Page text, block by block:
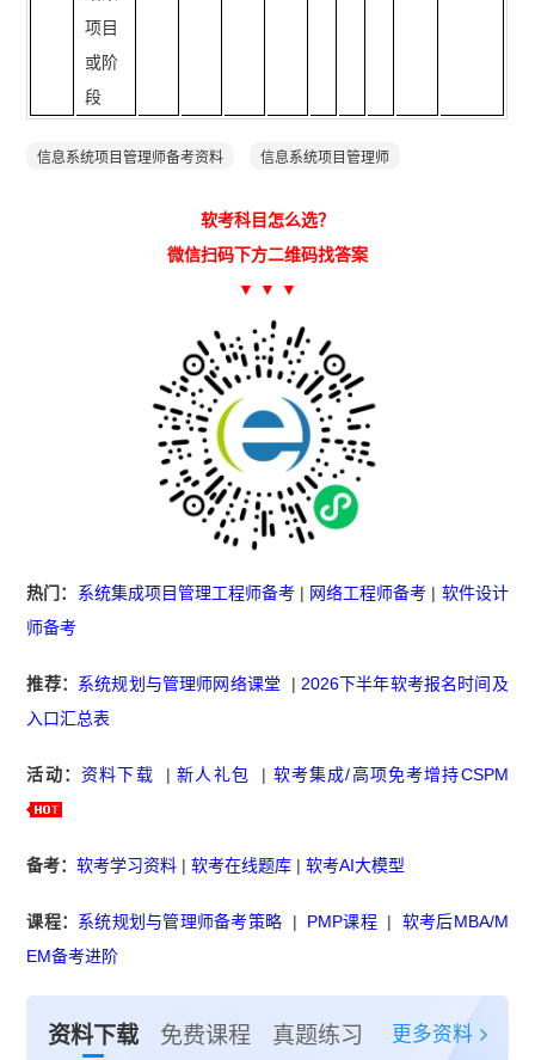
项目
或阶
段
信息系统项目管理师备考资料 信息系统项目管理师
软考科目怎么选？
微信扫码下方二维码找答案
▼ ▼ ▼
热门： 系统集成项目管理工程师备考 | 网络工程师备考 | 软件设计
师备考
推荐： 系统规划与管理师网络课堂 | 2026下半年软考报名时间及
入口汇总表
活动： 资料下载 |新人礼包 | 软考集成/高项免考增持CSPM
备考：软考学习资料 |软考在线题库 |软考AI大模型
课程： 系统规划与管理师备考策略 | PMP课程| 软考后MBA/M
EM备考进阶
资料下载 免费课程 真题练习 更多资料